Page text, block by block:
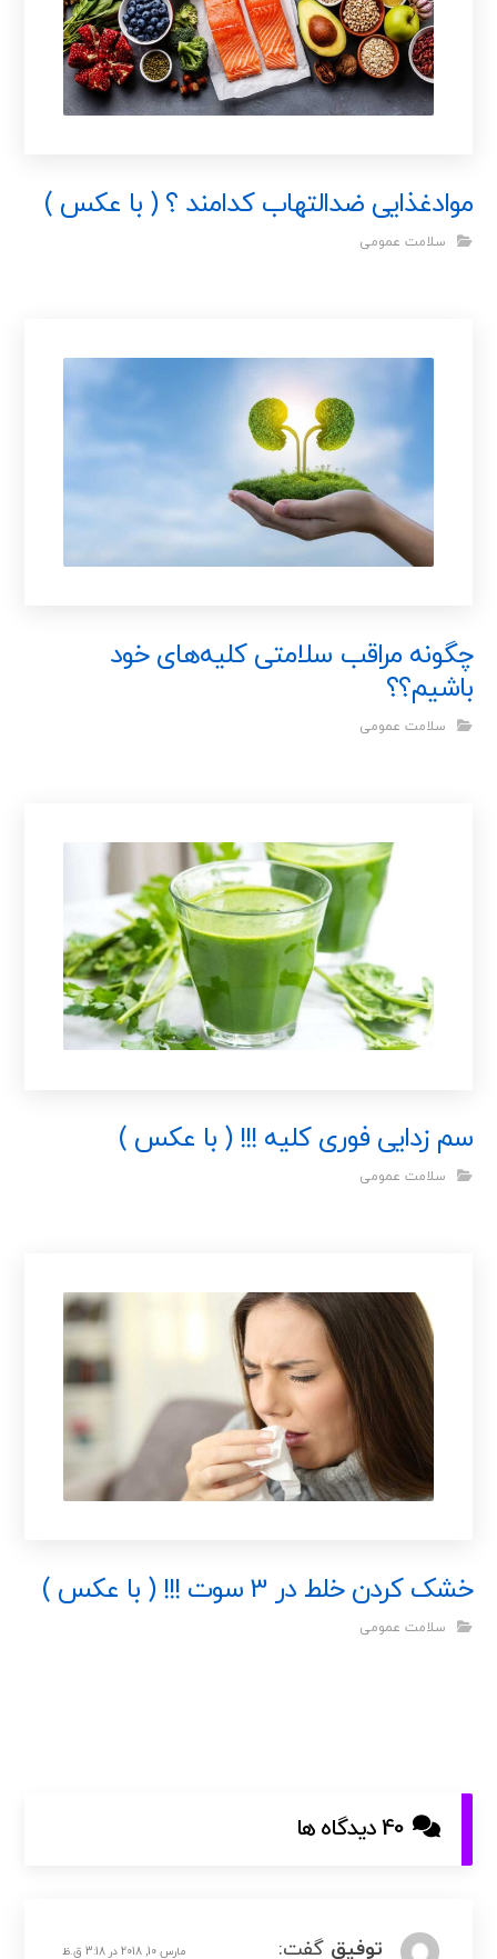
موادغذایی ضدالتهاب کدامند ؟ ( با عکس )
سلامت عمومی
چگونه مراقب سلامتی کلیه‌های خود
باشیم؟؟
سلامت عمومی
سم زدایی فوری کلیه !!! ( با عکس )
سلامت عمومی
خشک کردن خلط در 3 سوت !!! ( با عکس )
سلامت عمومی
40 دیدگاه ها
توفیق گفت: مارس 10, 2018 در 3:18 ق.ظ